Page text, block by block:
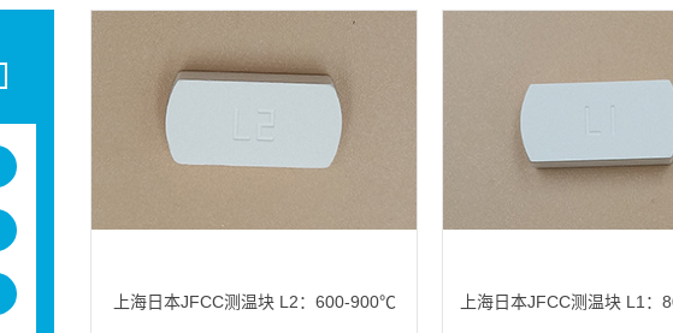
上海日本JFCC测温块 L2：600-900℃ 上海日本JFCC测温块 L1